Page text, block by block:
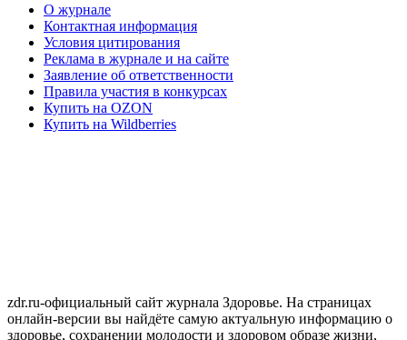
О журнале
Контактная информация
Условия цитирования
Реклама в журнале и на сайте
Заявление об ответственности
Правила участия в конкурсах
Купить на OZON
Купить на Wildberries
zdr.ru-официальный сайт журнала Здоровье. На страницах
онлайн-версии вы найдёте самую актуальную информацию о
здоровье, сохранении молодости и здоровом образе жизни,